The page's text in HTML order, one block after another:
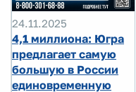
24.11.2025
4,1 миллиона: Югра
предлагает самую
большую в России
единовременную